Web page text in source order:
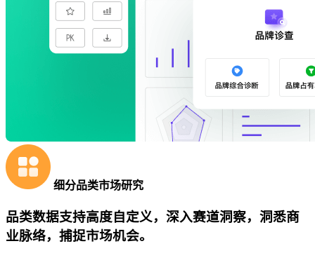
细分品类市场研究
品类数据支持高度自定义，深入赛道洞察，洞悉商
业脉络，捕捉市场机会。